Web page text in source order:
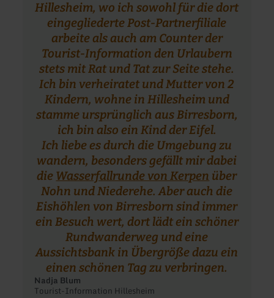
Hillesheim, wo ich sowohl für die dort
eingegliederte Post-Partnerfiliale
arbeite als auch am Counter der
Tourist-Information den Urlaubern
stets mit Rat und Tat zur Seite stehe.
Ich bin verheiratet und Mutter von 2
Kindern, wohne in Hillesheim und
stamme ursprünglich aus Birresborn,
ich bin also ein Kind der Eifel.
Ich liebe es durch die Umgebung zu
wandern, besonders gefällt mir dabei
die Wasserfallrunde von Kerpen über
Nohn und Niederehe. Aber auch die
Eishöhlen von Birresborn sind immer
ein Besuch wert, dort lädt ein schöner
Rundwanderweg und eine
Aussichtsbank in Übergröße dazu ein
einen schönen Tag zu verbringen.
Nadja Blum
Tourist-Information Hillesheim